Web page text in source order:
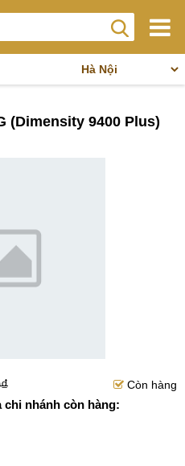
(Dimensity 9400 Plus)
Còn hàng
chi nhánh còn hàng: